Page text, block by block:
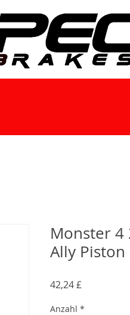
Monster 4
Ally Piston
42,24 £
Anzahl *